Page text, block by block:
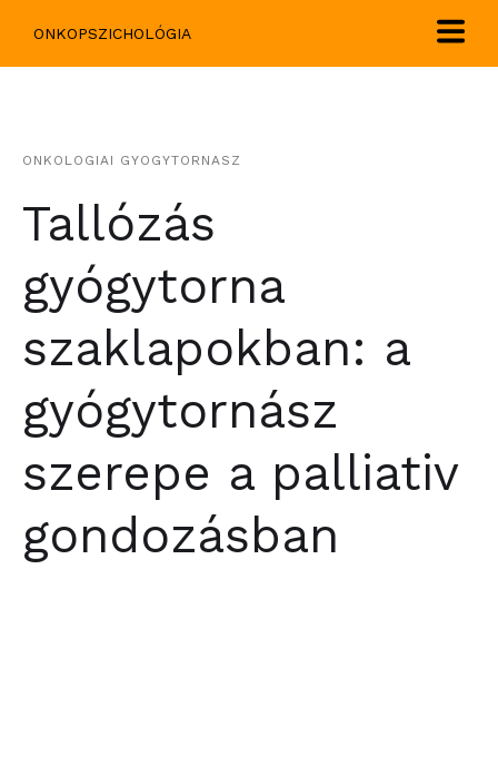
ONKOPSZICHOLÓGIA
ONKOLOGIAI GYOGYTORNASZ
Tallózás
gyógytorna
szaklapokban: a
gyógytornász
szerepe a palliativ
gondozásban